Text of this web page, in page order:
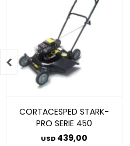
CORTACESPED STARK-
PRO SERIE 450
USD 439,00
